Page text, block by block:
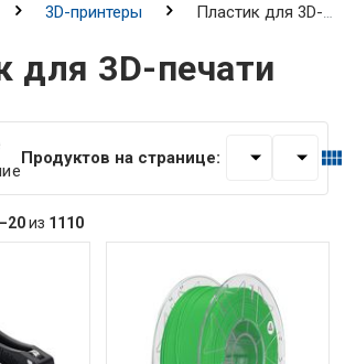
3D-принтеры
Пластик для 3D-
для 3D-печати
Продуктов на странице:
из 1110